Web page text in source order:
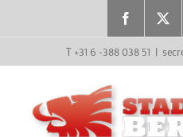
Facebook
T +31 6 -388 038 51 |